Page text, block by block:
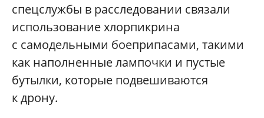
спецслужбы в расследовании связали
использование хлорпикрина
с самодельными боеприпасами, такими
как наполненные лампочки и пустые
бутылки, которые подвешиваются
к дрону.